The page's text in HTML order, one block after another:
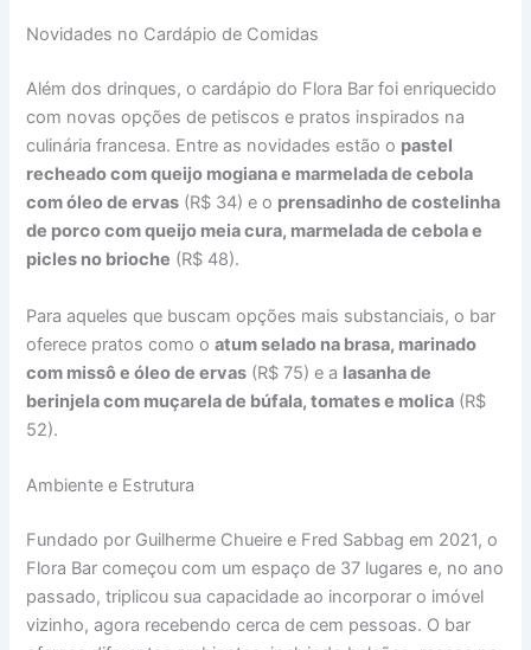
Novidades no Cardápio de Comidas
Além dos drinques, o cardápio do Flora Bar foi enriquecido
com novas opções de petiscos e pratos inspirados na
culinária francesa. Entre as novidades estão o pastel
recheado com queijo mogiana e marmelada de cebola
com óleo de ervas (R$ 34) e o prensadinho de costelinha
de porco com queijo meia cura, marmelada de cebola e
picles no brioche (R$ 48).
Para aqueles que buscam opções mais substanciais, o bar
oferece pratos como oatum selado na brasa, marinado
com missô e óleo de ervas (R$ 75) e a lasanha de
berinjela com muçarela de búfala, tomates e molica (R$
52).
Ambiente e Estrutura
Fundado por Guilherme Chueire e Fred Sabbag em 2021, o
Flora Bar começou com um espaço de 37 lugares e, no ano
passado, triplicou sua capacidade ao incorporar o imóvel
vizinho, agora recebendo cerca de cem pessoas. O bar